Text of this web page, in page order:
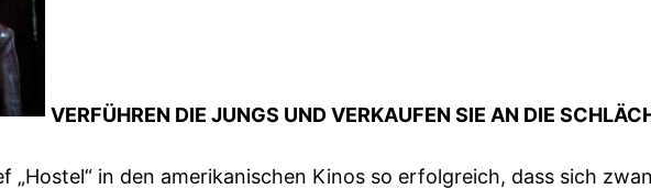
VERFÜHREN DIE JUNGS UND VERKAUFEN SIE AN DIE
„Hostel“ in den amerikanischen Kinos so erfolgreich, dass sich